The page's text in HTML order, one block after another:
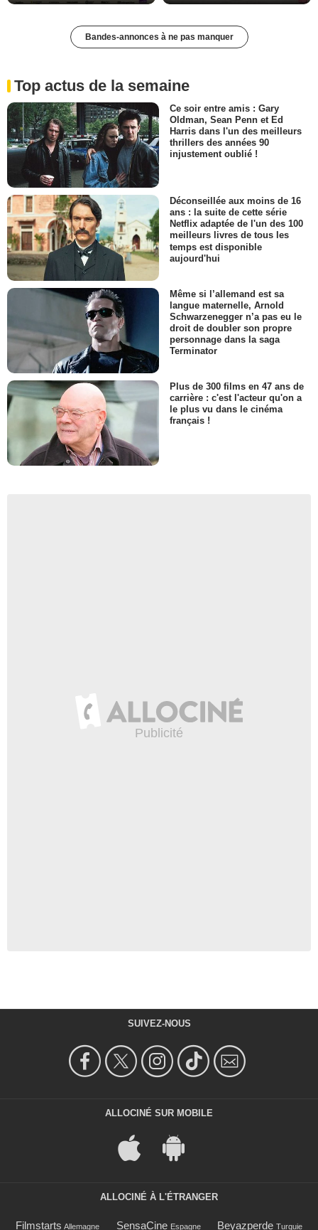
Bandes-annonces à ne pas manquer
Top actus de la semaine
Ce soir entre amis : Gary
Oldman, Sean Penn et Ed
Harris dans l'un des meilleurs
thrillers des années 90
injustement oublié !
Déconseillée aux moins de 16
ans : la suite de cette série
Netflix adaptée de l'un des 100
meilleurs livres de tous les
temps est disponible
aujourd'hui
Même si l’allemand est sa
langue maternelle, Arnold
Schwarzenegger n’a pas eu le
droit de doubler son propre
personnage dans la saga
Terminator
Plus de 300 films en 47 ans de
carrière : c'est l'acteur qu'on a
le plus vu dans le cinéma
français !
SUIVEZ-NOUS
ALLOCINÉ SUR MOBILE
ALLOCINÉ À L'ÉTRANGER
Filmstarts Allemagne SensaCine Espagne Beyazperde Turquie